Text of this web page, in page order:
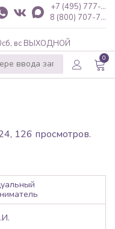
сб, вс ВЫХОДНОЙ
+7 (495) 777-...
8 (800) 707-7...
0
126 просмотров.